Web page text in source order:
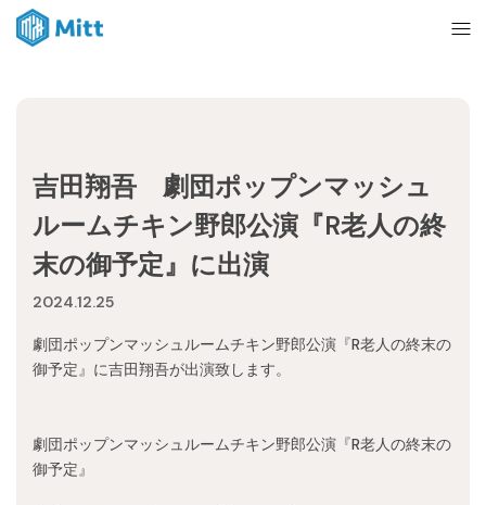
News
About
Ticket
吉田翔吾 劇団ポップンマッシュ
ルームチキン野郎公演『R老人の終
末の御予定』に出演
2024.12.25
劇団ポップンマッシュルームチキン野郎公演『R老人の終末の
御予定』に吉田翔吾が出演致します。
劇団ポップンマッシュルームチキン野郎公演『R老人の終末の
御予定』